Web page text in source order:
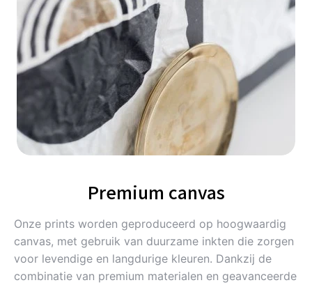
Premium canvas
Onze prints worden geproduceerd op hoogwaardig
canvas, met gebruik van duurzame inkten die zorgen
voor levendige en langdurige kleuren. Dankzij de
combinatie van premium materialen en geavanceerde